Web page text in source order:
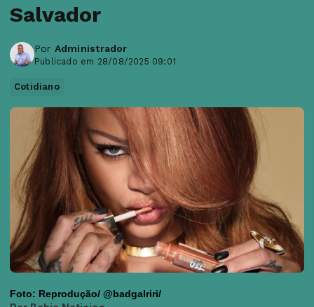
Salvador
Por Administrador
Publicado em 28/08/2025 09:01
Cotidiano
Foto: Reprodução/ @badgalriri/